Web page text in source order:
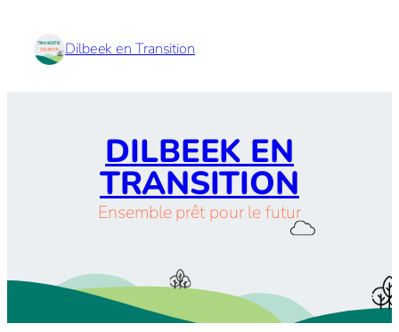
Dilbeek en Transition
DILBEEK EN
TRANSITION
Ensemble prêt pour le futur